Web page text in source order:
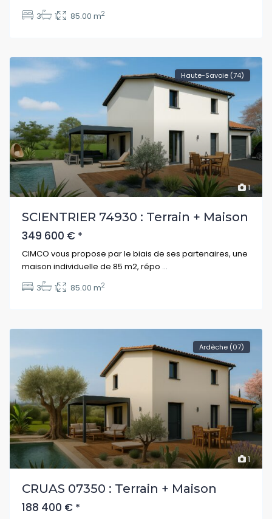
3 1 85.00 m2
1
Haute-Savoie (74)
SCIENTRIER 74930 : Terrain + Maison
349 600 € *
CIMCO vous propose par le biais de ses partenaires, une
maison individuelle de 85 m2, répo
3 1 85.00 m2
1
Ardèche (07)
CRUAS 07350 : Terrain + Maison
188 400 € *